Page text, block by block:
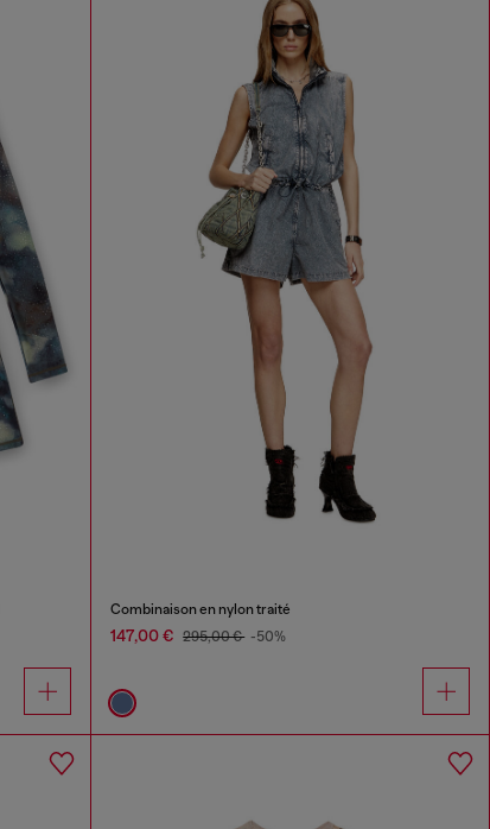
Combinaison en nylon traité
147,00 € 295,00 € -50%